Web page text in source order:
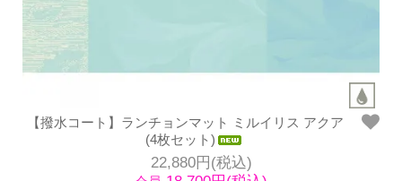
【撥水コート】ランチョンマット ミルイリス アクア
(4枚セット)
22,880円(税込)